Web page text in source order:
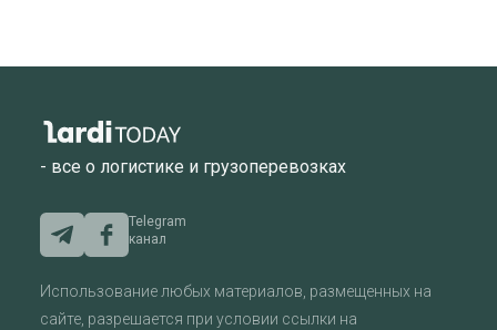
- все о логистике и грузоперевозках
Telegram
канал
Использование любых материалов, размещенных на
сайте, разрешается при условии ссылки на